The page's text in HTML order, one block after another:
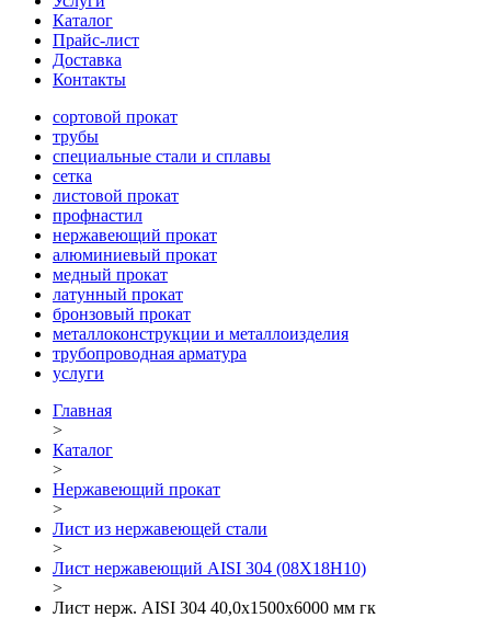
Каталог
Прайс-лист
Доставка
Контакты
сортовой прокат
трубы
специальные стали и сплавы
сетка
листовой прокат
профнастил
нержавеющий прокат
алюминиевый прокат
медный прокат
латунный прокат
бронзовый прокат
металлоконструкции и металлоизделия
трубопроводная арматура
услуги
Главная
>
Каталог
>
Нержавеющий прокат
>
Лист из нержавеющей стали
>
Лист нержавеющий AISI 304 (08Х18Н10)
>
Лист нерж. AISI 304 40,0х1500х6000 мм гк